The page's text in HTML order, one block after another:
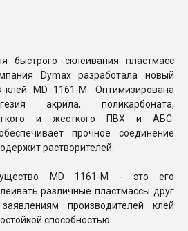
ПЕРЕЙТИ НА
быстрого склеивания пластмасс
Dymax разработала новый
клей MD 1161-M. Оптимизирована
акрила, поликарбоната,
и жесткого ПВХ и АБС.
прочное соединение
растворителей.
MD 1161-M - это его
различные пластмассы друг
производителей клей
способностью.